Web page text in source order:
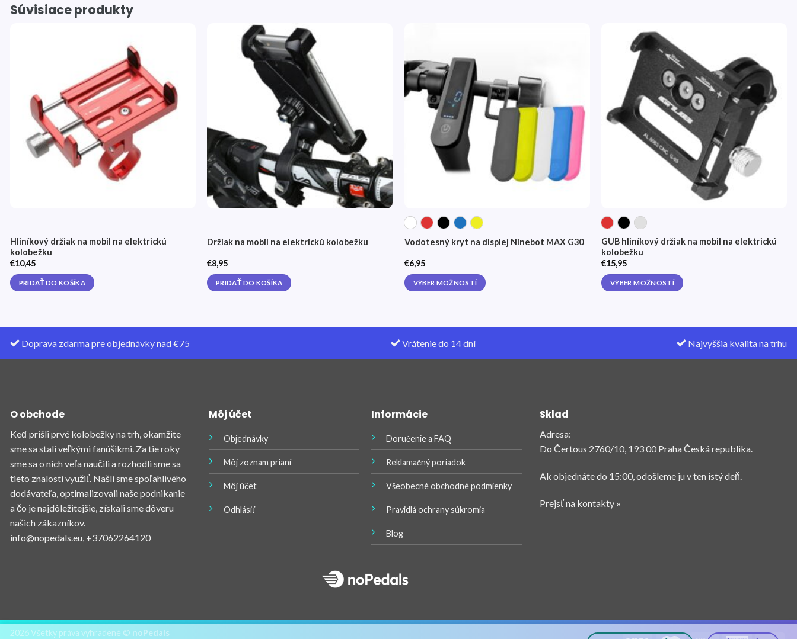
Súvisiace produkty
želaní
Hliníkový držiak na mobil na elektrickú
kolobežku
€10,45
PRIDAŤ DO KOŠÍKA
Držiak na mobil na elektrickú kolobežku
€8,95
PRIDAŤ DO KOŠÍKA
Vodotesný kryt na displej Ninebot MAX G30
€6,95
VÝBER MOŽNOSTÍ
has
multiple
chosen
on
the
product
page
do
zoznamu
želaní
GUB hliníkový držiak na mobil na elektrickú
kolobežku
€15,95
VÝBER MOŽNOSTÍ
has
the
page
Doprava zdarma pre objednávky nad €75 Vrátenie do 14 dní Najvyššia kvalita na trhu
O obchode
Keď prišli prvé kolobežky na trh, okamžite
sme sa stali veľkými fanúšikmi. Za tie roky
sme sa o nich veľa naučili a rozhodli sme sa
tieto znalosti využiť. Našli sme spoľahlivého
dodávateľa, optimalizovali naše podnikanie
a čo je najdôležitejšie, získali sme dôveru
našich zákazníkov.
info@nopedals.eu, +37062264120
Môj účet
Objednávky
Môj zoznam prianí
Môj účet
Odhlásiť
Informácie
Doručenie a FAQ
Reklamačný poriadok
Všeobecné obchodné podmienky
Pravidlá ochrany súkromia
Blog
Sklad
Adresa:
Do Čertous 2760/10, 193 00 Praha Česká republika.
Ak objednáte do 15:00, odošleme ju v ten istý deň.
Prejsť na kontakty »
2026 Všetky práva vyhradené © noPedals